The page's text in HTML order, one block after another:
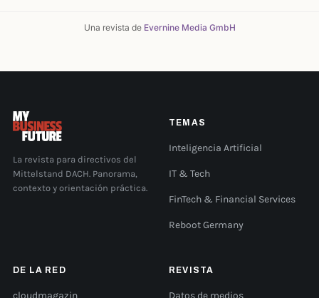
Una revista de Evernine Media GmbH
La revista para directivos del
Mittelstand DACH. Panorama,
contexto y orientación práctica.
TEMAS
Inteligencia Artificial
IT & Tech
FinTech & Financial Services
Reboot Germany
DE LA RED
cloudmagazin
REVISTA
Datos de medios